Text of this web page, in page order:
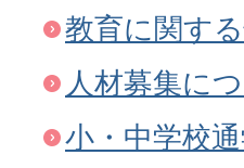
教育に関す
人材募集に
小・中学校